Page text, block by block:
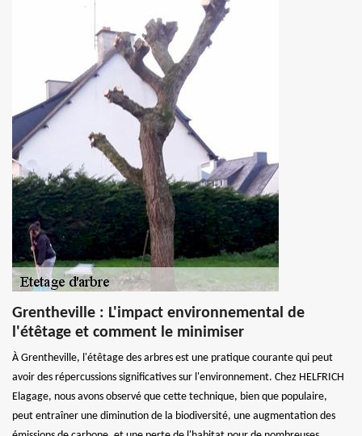
Grentheville : L'impact environnemental de
l'étêtage et comment le minimiser
À Grentheville, l'étêtage des arbres est une pratique courante qui peut
avoir des répercussions significatives sur l'environnement. Chez HELFRICH
Elagage, nous avons observé que cette technique, bien que populaire,
peut entraîner une diminution de la biodiversité, une augmentation des